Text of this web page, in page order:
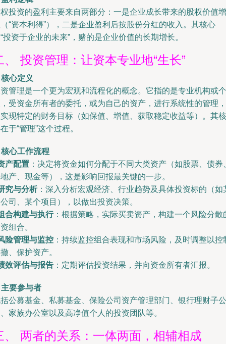
投资的盈利主要来自两部分：一是企业成长带来的股权价值增
“资本利得”），二是企业盈利后按股份分红的收入。其核心
投资于企业的未来”，赌的是企业价值的长期增长。
、 投资管理：让资本专业地“生长”
心定义
管理是一个更为宏观和流程化的概念。它指的是专业机构或个
受资金所有者的委托，或为自己的资产，进行系统性的管理，
现特定的财务目标（如保值、增值、获取稳定收益等）。其核
于“管理”这个过程。
心工作流程
产配置 ：决定将资金如何分配于不同大类资产（如股票、债券
产、现金等），这是影响回报最关键的一步。
究与分析：深入分析宏观经济、行业趋势及具体投资标的（如
司、某个项目），以做出投资决策。
合构建与执行：根据策略，实际买卖资产，构建一个风险分散
组合。
险管理与监控 ：持续监控组合表现和市场风险，及时调整以控
、保护资产。
效评估与报告 ：定期评估投资结果，并向资金所有者汇报。
要参与者
公募基金、私募基金、保险公司资产管理部门、银行理财子公
家族办公室以及高净值个人的投资团队等。
、 两者的关系：一体两面，相辅相成